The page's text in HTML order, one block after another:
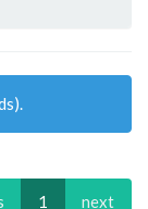
1 next